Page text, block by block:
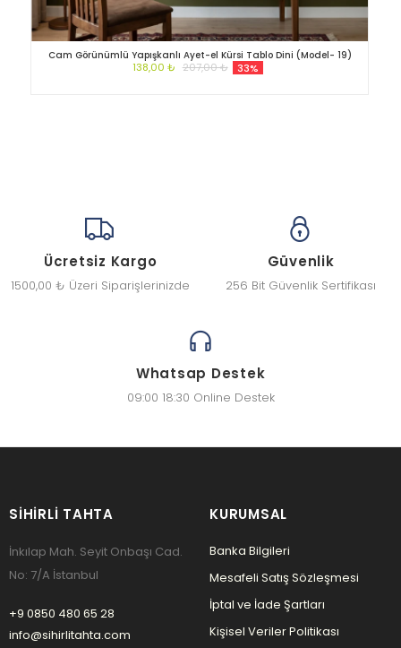
Cam Görünümlü Yapışkanlı Ayet-el Kürsi Tablo Dini (Model- 19)
138,00 ₺ 207,00 ₺ 33%
Ücretsiz Kargo
1500,00 ₺ Üzeri Siparişlerinizde
Güvenlik
256 Bit Güvenlik Sertifikası
Whatsap Destek
09:00 18:30 Online Destek
SIHIRLI TAHTA
İnkılap Mah. Seyit Onbaşı Cad.
No: 7/A İstanbul
+9 0850 480 65 28
info@sihirlitahta.com
KURUMSAL
Banka Bilgileri
Mesafeli Satış Sözleşmesi
İptal ve İade Şartları
Kişisel Veriler Politikası